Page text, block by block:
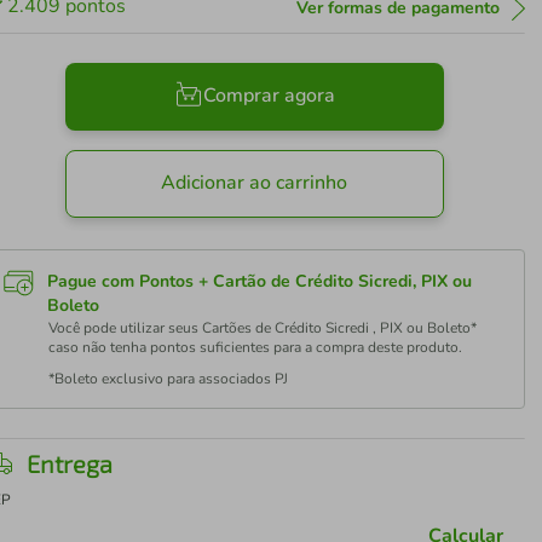
2.409 pontos Ver formas de pagamento
Comprar agora
Adicionar ao carrinho
Pague com Pontos + Cartão de Crédito Sicredi, PIX ou
Boleto
Você pode utilizar seus Cartões de Crédito Sicredi , PIX ou Boleto*
caso não tenha pontos suficientes para a compra deste produto.
*Boleto exclusivo para associados PJ
Entrega
Calcular